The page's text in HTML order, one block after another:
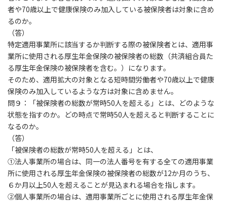
者や70歳以上で健康保険のみ加入している被保険者は対象に含め
るのか。
（答）
特定適用事業所に該当するか判断する際の被保険者とは、適用事
業所に使用される厚生年金保険の被保険者の総数（共済組合員た
る厚生年金保険の被保険者を含む。）になります。
そのため、適用拡大の対象となる短時間労働者や70歳以上で健康
保険のみ加入しているような方は対象に含めません。
問９：「被保険者の総数が常時50人を超える」とは、どのような
状態を指すのか。どの時点で常時50人を超えると判断することに
なるのか。
（答）
「被保険者の総数が常時50人を超える」とは、
①法人事業所の場合は、同一の法人番号を有する全ての適用事業
所に使用される厚生年金保険の被保険者の総数が12か月のうち、
６か月以上50人を超えることが見込まれる場合を指します。
②個人事業所の場合は、適用事業所ごとに使用される厚生年金保